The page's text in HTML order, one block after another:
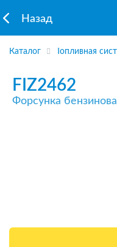
Назад
Каталог Топливная
FIZ2462
Форсунка